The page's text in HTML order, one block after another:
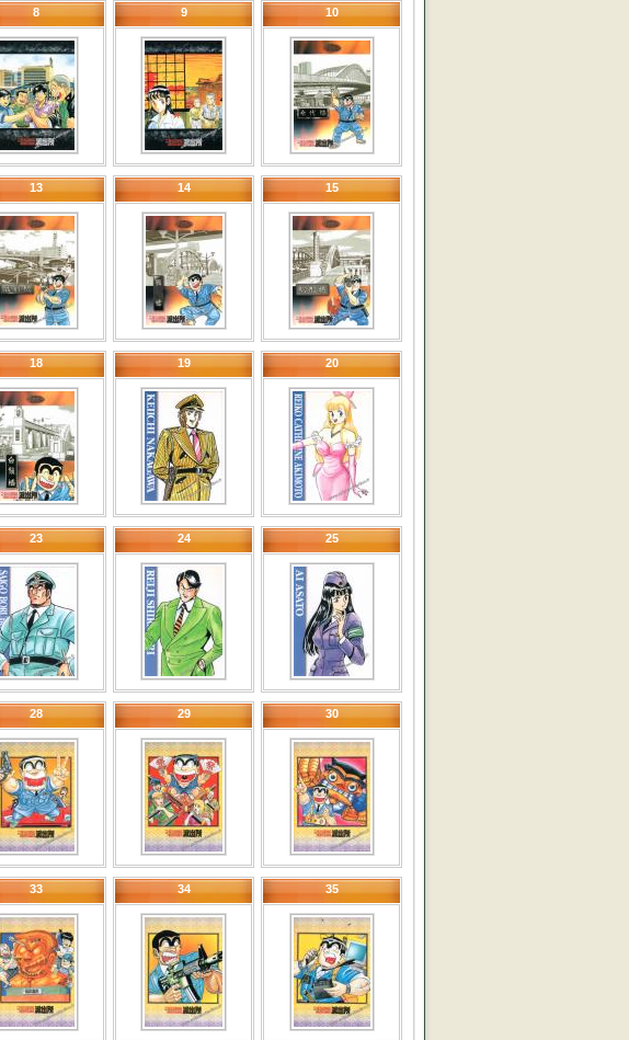
8 9 10
13 14 15
18 19 20
23 24 25
28 29 30
33 34 35